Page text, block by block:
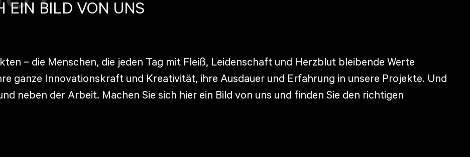
EIN BILD VON UNS
– die Menschen, die jeden Tag mit Fleiß, Leidenschaft und Herzblut bleibende Werte
ganze Innovationskraft und Kreativität, ihre Ausdauer und Erfahrung in unsere Projekte. Und
neben der Arbeit. Machen Sie sich hier ein Bild von uns und finden Sie den richtigen